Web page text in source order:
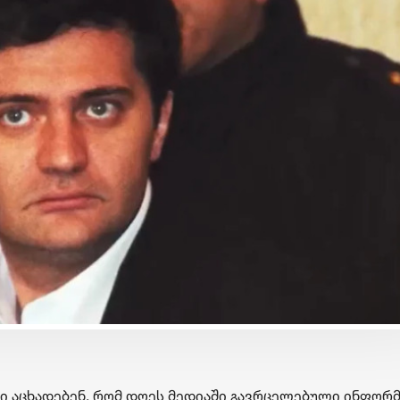
რომ დღეს მედიაში გავრცელებული
ბიზნესი & ეკონომიკა
Wine Square X Lunatic
ერთმანეთის
მხარდასაჭერად | მცირე
ბიზნესის ჯაჭვი
გრძელდება